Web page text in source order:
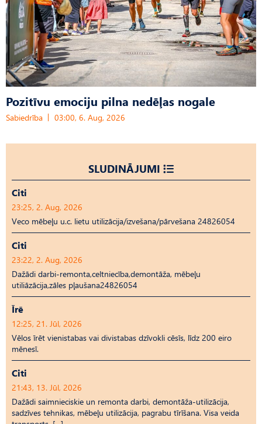
Pozitīvu emociju pilna nedēļas nogale
Sabiedrība 03:00, 6. Aug, 2026
SLUDINĀJUMI
Citi
23:25, 2. Aug, 2026
Veco mēbeļu u.c. lietu utilizācija/izvešana/pārvešana 24826054
Citi
23:22, 2. Aug, 2026
Dažādi darbi-remonta,celtniecība,demontāža, mēbeļu
utiliāzācija,zāles pļaušana24826054
Īrē
12:25, 21. Jūl, 2026
Vēlos īrēt vienistabas vai divistabas dzīvokli cēsīs, līdz 200 eiro
mēnesī.
Citi
21:43, 13. Jūl, 2026
Dažādi saimnieciskie un remonta darbi, demontāža-utilizācija,
sadzīves tehnikas, mēbeļu utilizācija, pagrabu tīrīšana. Visa veida